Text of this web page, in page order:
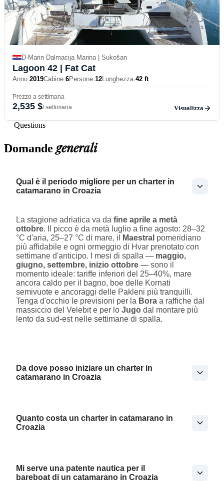
D-Marin Dalmacija Marina | Sukošan
Lagoon 42 | Fat Cat
Anno 2019Cabine 6Persone 12Lunghezza 42 ft
Prezzo a settimana
2,535 $/ settimana Visualizza
— Questions
Domandegenerali
Qual è il periodo migliore per un charter in
catamarano in Croazia
La stagione adriatica va da fine aprile a metà
ottobre. Il picco è da metà luglio a fine agosto: 28–32
°C d'aria, 25–27 °C di mare, il
Maestral pomeridiano
più affidabile e ogni ormeggio di Hvar prenotato con
settimane d'anticipo. I mesi di spalla — maggio,
giugno, settembre, inizio ottobre — sono il
momento ideale: tariffe inferiori del 25–40%, mare
ancora caldo per il bagno, boe delle Kornati
semivuote e ancoraggi delle Pakleni più tranquilli.
Tenga d'occhio le previsioni per la Bora a raffiche dal
massiccio del Velebit e per lo Jugo dal montare più
lento da sud-est nelle settimane di spalla.
Da dove posso iniziare un charter in
catamarano in Croazia
Quanto costa un charter in catamarano in
Croazia
Mi serve una patente nautica per il
bareboat di un catamarano in Croazia